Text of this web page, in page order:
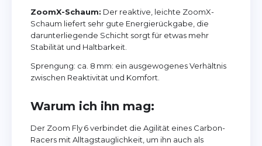
ZoomX-Schaum: Der reaktive, leichte ZoomX-
Schaum liefert sehr gute Energierückgabe, die
darunterliegende Schicht sorgt für etwas mehr
Stabilität und Haltbarkeit.
Sprengung: ca. 8 mm: ein ausgewogenes Verhältnis
zwischen Reaktivität und Komfort.
Warum ich ihn mag:
Der Zoom Fly 6 verbindet die Agilität eines Carbon-
Racers mit Alltagstauglichkeit, um ihn auch als